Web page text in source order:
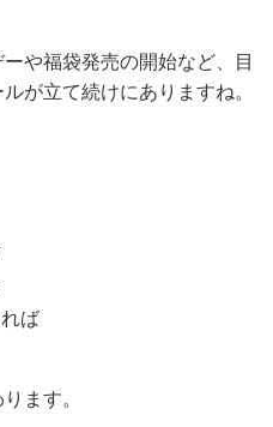
や福袋発売の開始など、目
が立て続けにありますね。
ば
ます。